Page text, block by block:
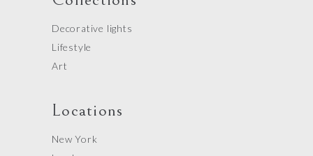
Decorative lights
Lifestyle
Art
Locations
New York